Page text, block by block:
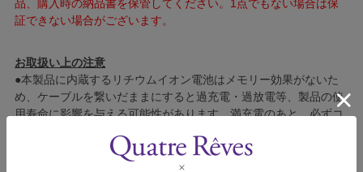
品、購入時の納品書を保管してください。1点でもない場合は保
証できない場合がございます。
お取扱い上の注意
●本製品に内蔵するリチウムイオン電池はメモリー効果がないた
め、ケーブルを繋いだままにすると過充電・過放電等、製品の使
用寿命に影響を与える可能性があります。満充電のあと、必ずコ
●充電池を取り外さないでください。また、高温の場所（60℃以
上）に長時間置くと爆発や漏液等の原因となります。